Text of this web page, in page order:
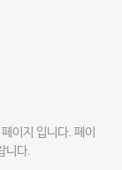
이지 입니다. 페이
니다.